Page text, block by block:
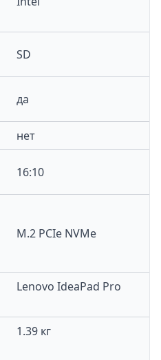
SD
да
нет
16:10
M.2 PCIe NVMe
Lenovo IdeaPad Pro
1.39 кг